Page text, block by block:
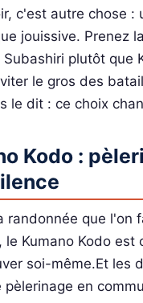
c'est autre chose :
jouissive. Prenez
Subashiri plutôt que
le gros des
le dit : ce choix
Kodo :
randonnée que l'on
le Kumano Kodo est
soi-même.Et les
pèlerinage en